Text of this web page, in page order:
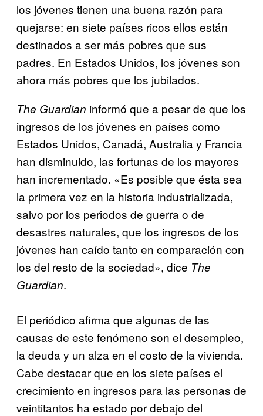
los jóvenes tienen una buena razón para
quejarse: en siete países ricos ellos están
destinados a ser más pobres que sus
padres. En Estados Unidos, los jóvenes son
ahora más pobres que los jubilados.
The Guardian informó que a pesar de que los
ingresos de los jóvenes en países como
Estados Unidos, Canadá, Australia y Francia
han disminuido, las fortunas de los mayores
han incrementado. «Es posible que ésta sea
la primera vez en la historia industrializada,
salvo por los periodos de guerra o de
desastres naturales, que los ingresos de los
jóvenes han caído tanto en comparación con
los del resto de la sociedad», dice The
Guardian.
El periódico afirma que algunas de las
causas de este fenómeno son el desempleo,
la deuda y un alza en el costo de la vivienda.
Cabe destacar que en los siete países el
crecimiento en ingresos para las personas de
veintitantos ha estado por debajo del